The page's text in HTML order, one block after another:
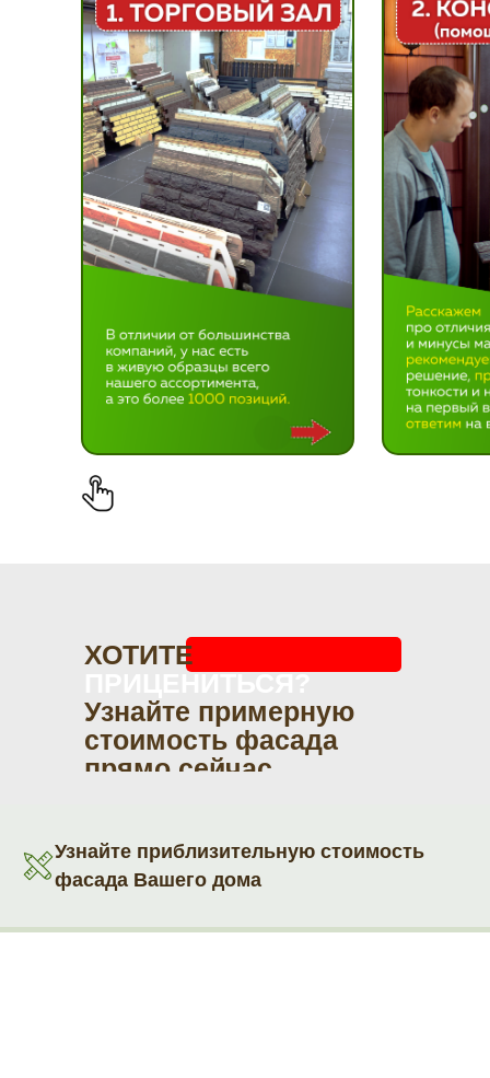
ХОТИТЕ
Узнайте примерную
стоимость фасада
прямо сейчас
Узнайте приблизительную стоимость
фасада Вашего дома